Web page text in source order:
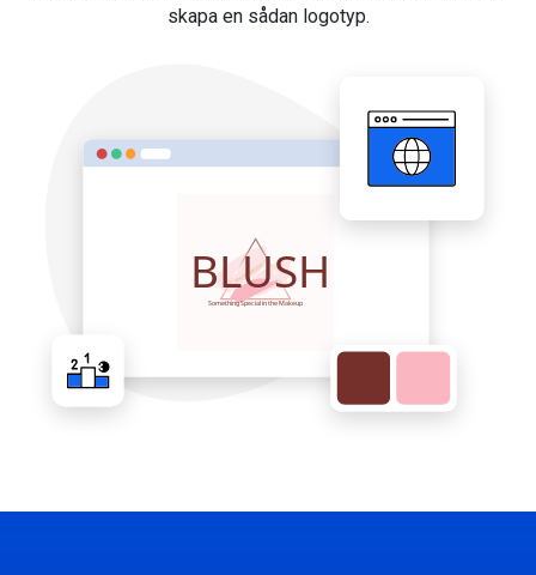
skapa en sådan logotyp.